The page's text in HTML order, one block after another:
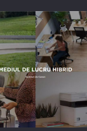
care nu se supun